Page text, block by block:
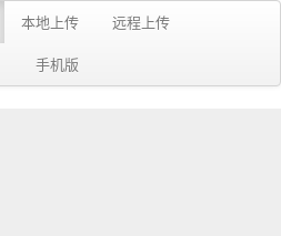
本地上传
远程上传
手机版